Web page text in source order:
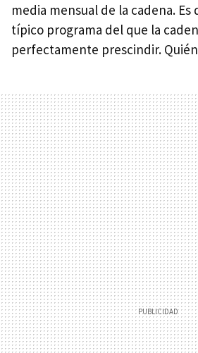
media mensual de la cadena. Es
típico programa del que la
perfectamente prescindir.